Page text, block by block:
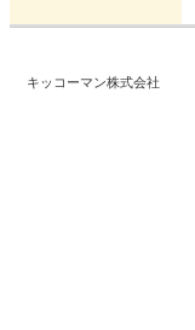
キッコーマン株式会社